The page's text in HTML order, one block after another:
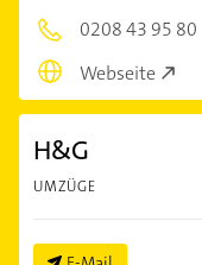
0208 43 95 80
Webseite
H&G
UMZÜGE